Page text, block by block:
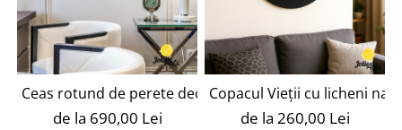
Ceas rotund de perete decorat cu licheni naturali
de la 690,00 Lei
Copacul Vieții cu licheni
de la 260,00 Lei